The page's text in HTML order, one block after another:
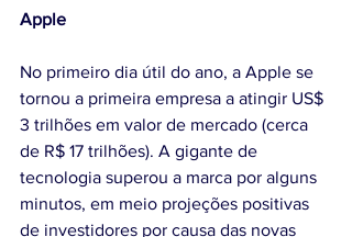
Apple
No primeiro dia útil do ano, a Apple se
tornou a primeira empresa a atingir US$
3 trilhões em valor de mercado (cerca
de R$ 17 trilhões). A gigante de
tecnologia superou a marca por alguns
minutos, em meio projeções positivas
de investidores por causa das novas